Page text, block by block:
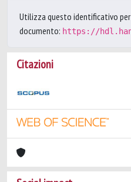
Utilizza questo identificativo
documento: https://
Citazioni